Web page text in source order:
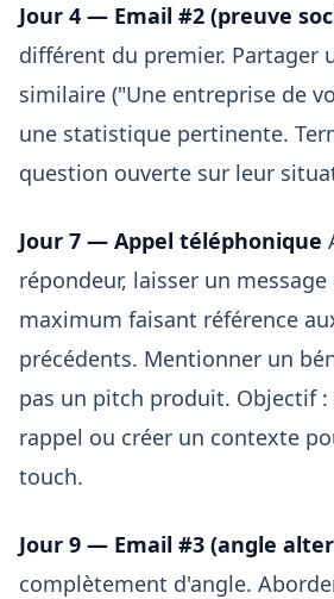
Jour 4 — Email #2 (preuve
différent du premier. Partager
similaire ("Une entreprise de
une statistique pertinente.
question ouverte sur leur
Jour 7 — Appel téléphonique
répondeur, laisser un message
maximum faisant référence
précédents. Mentionner un
pas un pitch produit. Objectif :
rappel ou créer un contexte
touch.
Jour 9 — Email #3 (angle
complètement d'angle.